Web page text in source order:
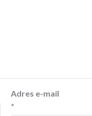
Adres e-mail
*